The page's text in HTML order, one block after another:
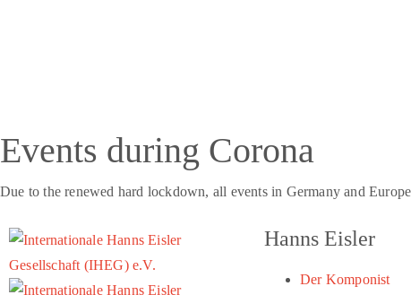
Events during Corona
Due to the renewed hard lockdown, all events in Germany and
Hanns Eisler
Der Komponist